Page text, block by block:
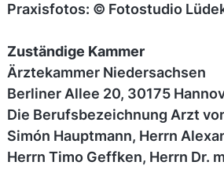
Praxisfotos: © Fotostudio
Zuständige Kammer
Ärztekammer Niedersachsen
Berliner Allee 20, 30175
Die Berufsbezeichnung Arzt
Simón Hauptmann, Herrn
Herrn Timo Geffken, Herrn Dr.